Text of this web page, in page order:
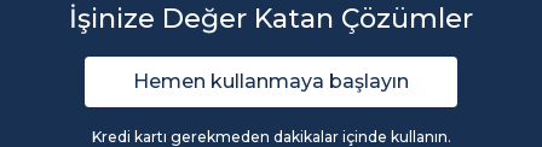
İşinize Değer Katan Çözümler
Hemen kullanmaya başlayın
Kredi kartı gerekmeden dakikalar içinde kullanın.